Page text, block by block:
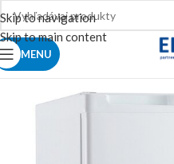
Skip to navigation
Skip to main content
MENU